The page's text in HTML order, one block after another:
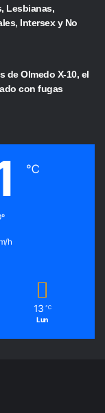
Lesbianas,
Intersex y No
de Olmedo X-10, el
con fugas
℃
h
13 ℃
Lun